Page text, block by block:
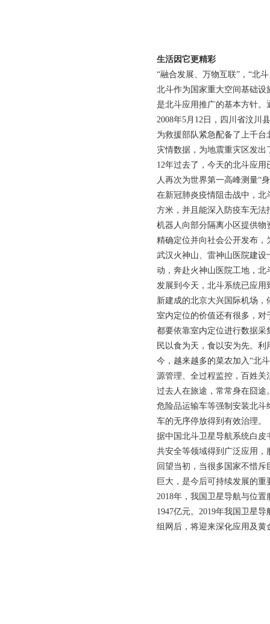
生活因它更精彩
“融合发展、万物互联”，“北
北斗作为国家重大空间基础设
是北斗应用推广的基本方针。
2008年5月12日，四川省汶川
为救援部队紧急配备了上千
灾情数据，为地震重灾区发
12年过去了，今天的北斗应用
人再次为世界第一高峰测量“
在新冠肺炎疫情阻击战中，北
方米，并且能深入防疫车无
机器人向部分隔离小区提供物
精确定位并向社会公开发布
武汉火神山、雷神山医院建设
动，奔赴火神山医院工地，
发展到今天，北斗系统已应
新建成的北京大兴国际机场
室内定位的价值还有很多，
都要依靠室内定位进行数据
民以食为天，食以安为先。
今，越来越多的菜农加入“北
源管理、全过程监控，百姓
过去人在旅途，常常身在囧
危险品运输车等强制安装北
车的无序停放得到有效治理。
据中国北斗卫星导航系统白
共安全等领域得到广泛应用
回望当初，当很多国家不惜
巨大，是今后可持续发展的重
2018年，我国卫星导航与位
1947亿元。2019年我国卫星
组网后，将迎来深化应用及黄